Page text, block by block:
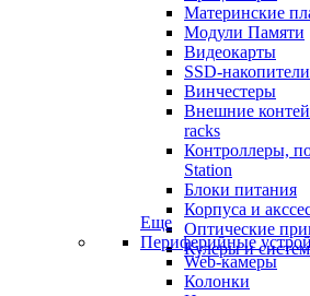
Материнские
Модули Памяти
Видеокарты
SSD-накопители
Винчестеры
Внешние
racks
Контроллеры,
Station
Блоки питания
Корпуса и
Оптические
Кулеры и
Еще
Периферийные
Web-камеры
Колонки